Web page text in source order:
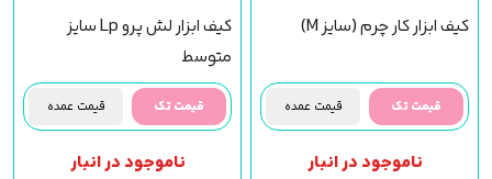
کیف ابزار کار چرم (سایز M)
قیمت تک قیمت عمده
ناموجود در انبار
کیف ابزار لش پرو Lp سایز
متوسط
قیمت تک قیمت عمده
ناموجود در انبار